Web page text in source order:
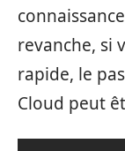
revanche, si
rapide, le
Cloud peut